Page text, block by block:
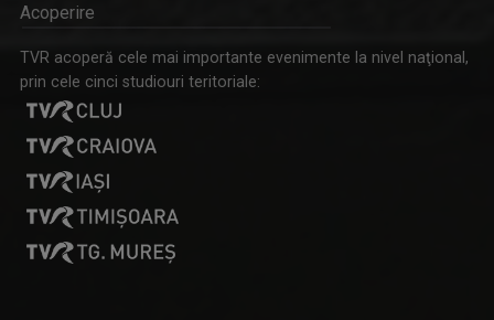
Acoperire
TVR acoperă cele mai importante evenimente la nivel naţional,
prin cele cinci studiouri teritoriale: